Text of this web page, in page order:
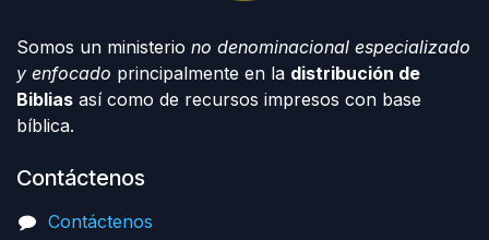
Somos un ministerio no denominacional especializado
y enfocado principalmente en la distribución de
Biblias así como de recursos impresos con base
bíblica.
Contáctenos
Contáctenos